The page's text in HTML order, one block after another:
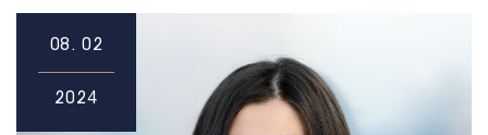
08. 02
2024